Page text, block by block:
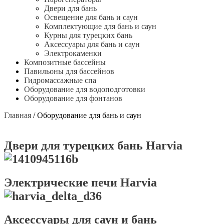
Двери для бань
Освещение для бань и саун
Комплектующие для бань и саун
Курны для турецких бань
Аксессуары для бань и саун
Электрокаменки
Композитные бассейны
Павильоны для бассейнов
Гидромассажные спа
Оборудование для водоподготовки
Оборудование для фонтанов
Главная /Оборудование для бань и саун
Двери для турецких бань Harvia
Электрические печи Harvia
Аксессуары для саун и бань